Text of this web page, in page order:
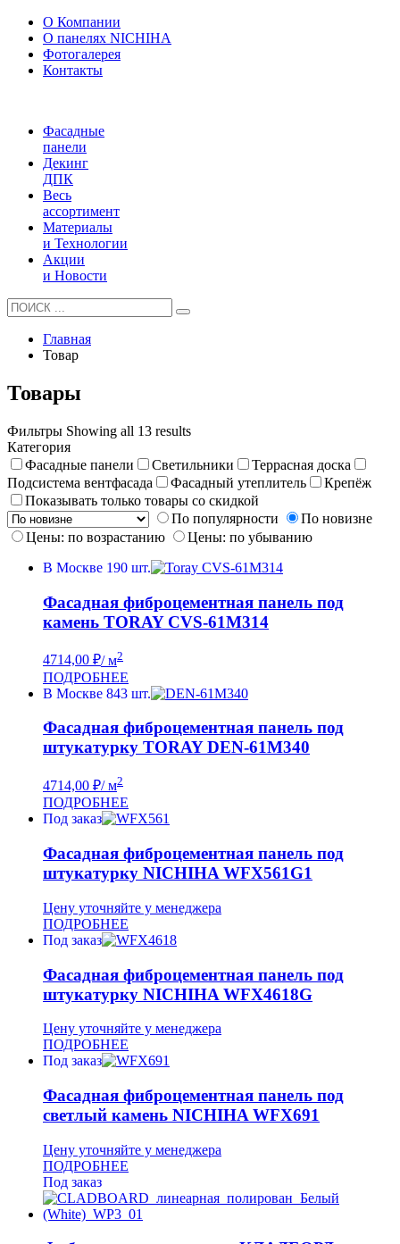
О Компании
О панелях NICHIHA
Фотогалерея
Контакты
Фасадные
панели
Декинг
ДПК
Весь
ассортимент
Материалы
и Технологии
Акции
и Новости
Главная
Товар
Товары
Фильтры Showing all 13 results
Категория
Фасадные панели
Светильники
Террасная доска
Подсистема вентфасада
Фасадный утеплитель
Крепёж
Показывать только товары со скидкой
По популярности
По новизне
Цены: по возрастанию
Цены: по убыванию
В Москве 190 шт.
Фасадная фиброцементная панель под
камень TORAY CVS-61M314
4714,00 ₽/ м2
ПОДРОБНЕЕ
В Москве 843 шт.
Фасадная фиброцементная панель под
штукатурку TORAY DEN-61M340
4714,00 ₽/ м2
ПОДРОБНЕЕ
Под заказ
Фасадная фиброцементная панель под
штукатурку NICHIHA WFX561G1
Цену уточняйте у менеджера
ПОДРОБНЕЕ
Под заказ
Фасадная фиброцементная панель под
штукатурку NICHIHA WFX4618G
Цену уточняйте у менеджера
ПОДРОБНЕЕ
Под заказ
Фасадная фиброцементная панель под
светлый камень NICHIHA WFX691
Цену уточняйте у менеджера
ПОДРОБНЕЕ
Под заказ